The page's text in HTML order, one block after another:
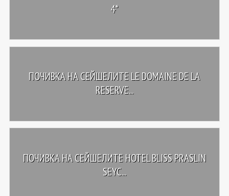
4*
ПОЧИВКА НА СЕЙШЕЛИТЕ LE DOMAINE DE LA
RESERVE...
ПОЧИВКА НА СЕЙШЕЛИТЕ HOTEL BLISS PRASLIN
SEYC...